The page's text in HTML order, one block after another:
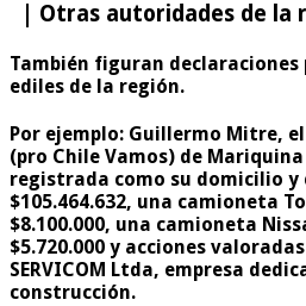
| Otras autoridades de la
También figuran
ediles de la región.
Por ejemplo: Guillermo Mitre,
(pro Chile Vamos) de Mariquina
registrada como su domicilio y
$105.464.632, una camioneta
$8.100.000, una camioneta
$5.720.000 y acciones
SERVICOM Ltda, empresa
construcción.